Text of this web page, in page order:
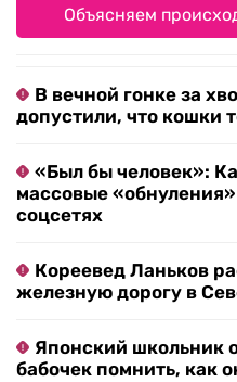
Объясняем
В вечной гонке за
допустили, что кошки
«Был бы человек»:
массовые
соцсетях
Кореевед Ланьков
железную дорогу в
Японский школьник
бабочек помнить, как